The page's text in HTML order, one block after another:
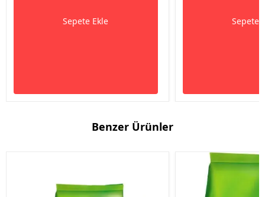
Sepete Ekle Sepete
Benzer Ürünler